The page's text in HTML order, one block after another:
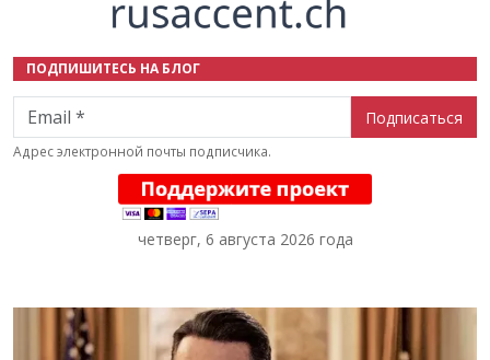
ПОДПИШИТЕСЬ НА БЛОГ
Email
Адрес электронной почты подписчика.
четверг, 6 августа 2026 года